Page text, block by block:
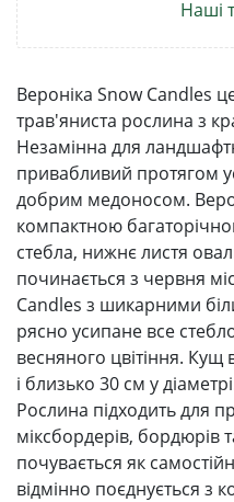
Наші
Вероніка Snow Candles
трав'яниста рослина з
Незамінна для
привабливий протягом
добрим медоносом.
компактною
стебла, нижнє листя
починається з червня
Candles з шикарними
рясно усипане все
весняного цвітіння.
і близько 30 см у
Рослина підходить для
міксбордерів, бордюрів
почувається як
відмінно поєднується з